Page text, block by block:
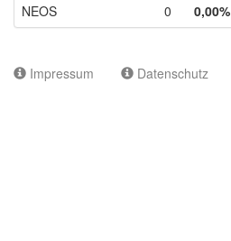
NEOS
0 0,00%
Impressum Datenschutz